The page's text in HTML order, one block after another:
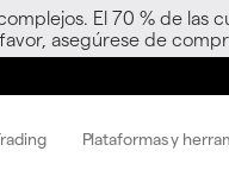
El 70 % de
asegúrese de
Plataformas y